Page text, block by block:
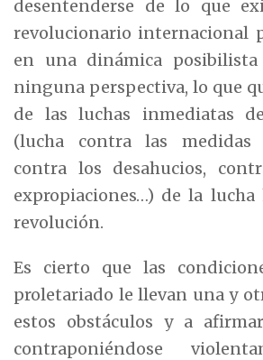
desentenderse de lo que
revolucionario internacional
en una dinámica
ninguna perspectiva, lo que
de las luchas inmediatas
(lucha contra las medidas
contra los desahucios,
expropiaciones…) de la
revolución.
Es cierto que las
proletariado le llevan una y
estos obstáculos y a
contraponiéndose